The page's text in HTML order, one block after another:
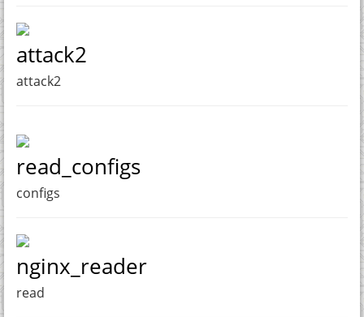
attack2
attack2
read_configs
configs
nginx_reader
read